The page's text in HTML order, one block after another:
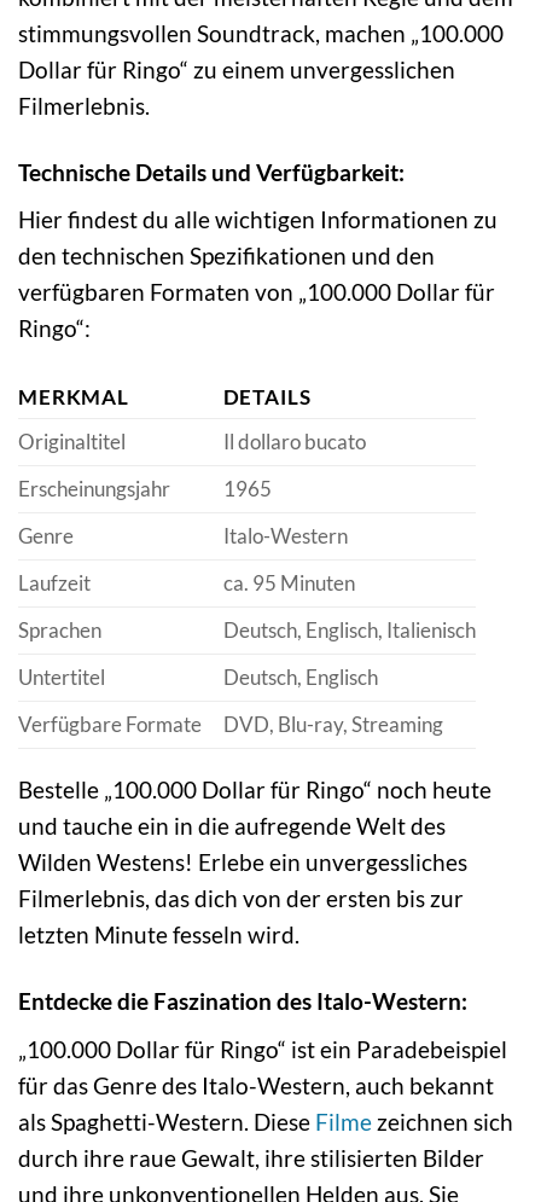
stimmungsvollen Soundtrack, machen „100.000
Dollar für Ringo“ zu einem unvergesslichen
Filmerlebnis.
Technische Details und Verfügbarkeit:
Hier findest du alle wichtigen Informationen zu
den technischen Spezifikationen und den
verfügbaren Formaten von „100.000 Dollar für
Ringo“:
MERKMAL
DETAILS
Originaltitel
Il dollaro bucato
Erscheinungsjahr
1965
Genre
Italo-Western
Laufzeit
ca. 95 Minuten
Sprachen
Deutsch, Englisch, Italienisch
Untertitel
Deutsch, Englisch
Verfügbare Formate
DVD, Blu-ray, Streaming
Bestelle „100.000 Dollar für Ringo“ noch heute
und tauche ein in die aufregende Welt des
Wilden Westens! Erlebe ein unvergessliches
Filmerlebnis, das dich von der ersten bis zur
letzten Minute fesseln wird.
Entdecke die Faszination des Italo-Western:
„100.000 Dollar für Ringo“ ist ein Paradebeispiel
für das Genre des Italo-Western, auch bekannt
als Spaghetti-Western. Diese Filme zeichnen sich
durch ihre raue Gewalt, ihre stilisierten Bilder
und ihre unkonventionellen Helden aus. Sie